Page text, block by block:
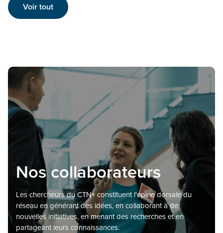
Voir tout
Nos collaborateurs
Les chercheurs du CTN+ constituent l'épine dorsale du
réseau en générant des idées, en collaborant à de
nouvelles initiatives, en menant des recherches et en
partageant leurs connaissances.